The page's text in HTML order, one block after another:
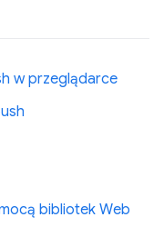
w przeglądarce
bibliotek Web